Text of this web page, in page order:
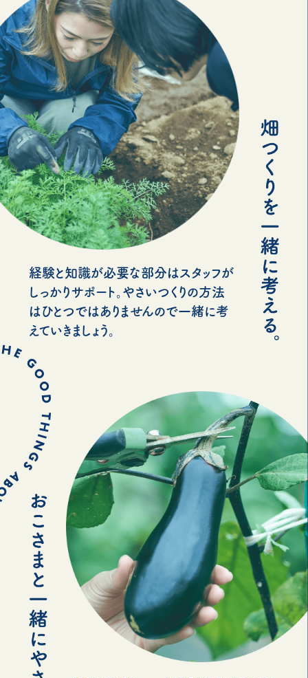
経験と知識が必要な部分はスタッフが
しっかりサポート。やさいつくりの方法
はひとつではありませんので一緒に考
えていきましょう。